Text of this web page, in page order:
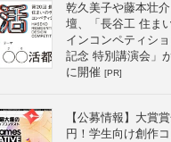
乾久美子や藤本壮
壇、「長谷工 住ま
インコンペティシ
記念 特別講演会」
に開催 [PR]
【公募情報】大賞
円！学生向け創作